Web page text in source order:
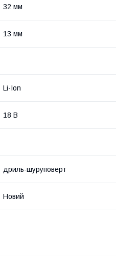
32 мм
13 мм
Li-Ion
18 В
дриль-шуруповерт
Новий